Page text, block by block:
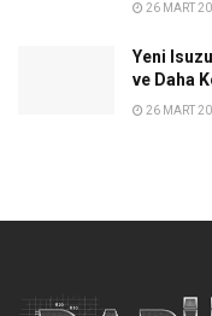
26 MART
Yeni
ve Daha
26 MART